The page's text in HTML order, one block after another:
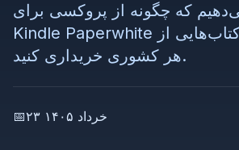
که چگونه از پروکسی برای
Kindle Paperwhite استفاده کنید و کتاب‌هایی از
هر کشوری خریداری کنید.
📅 ۲۳ خرداد ۱۴۰۵